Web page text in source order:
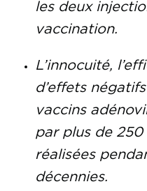
les deux
vaccination.
L’innocuité,
d’effets
vaccins
par plus de
réalisées
décennies.